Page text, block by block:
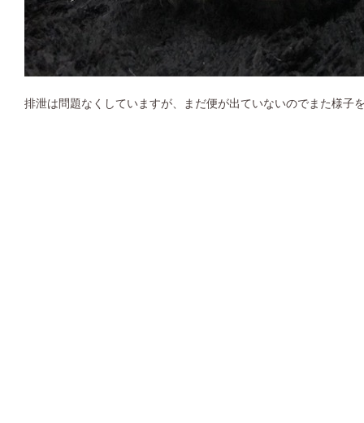
排泄は問題なくしていますが、まだ便が出ていないのでまた様子